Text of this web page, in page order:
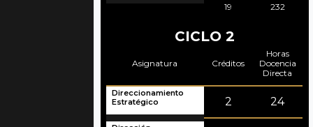
19 232
CICLO 2
Asignatura Créditos
Horas
Docencia
Directa
Direccionamiento
Estratégico
2 24